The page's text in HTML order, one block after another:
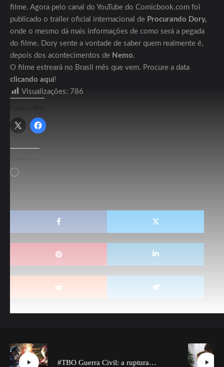
filme. Agora pelo canal do YouTube do Comicbook.com foi
publicado o trailer oficial internacional de Procurando Dory,
onde o mesmo dá mais informações de como será a pegada
do filme. Dory sente a vontade de saber quem realmente é,
depois dos acontecimentos de Nemo.
O filme estreará no Brasil mês que vem. Procure a data
clicando aqui!
Visualizações: 786
Carregando...
#TBO Guerra Civil: a ruptura entre os Vingadores (ou não)